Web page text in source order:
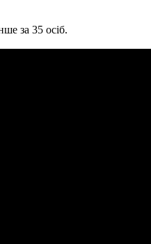
за 35 осіб.